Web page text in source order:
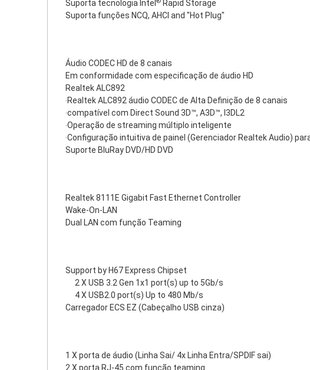
Suporta tecnologia Intel
Rapid Storage
Suporta funções NCQ, AHCI and "Hot Plug"
Áudio CODEC HD de 8 canais
Em conformidade com especificação de áudio HD
Realtek ALC892
‧Realtek ALC892 áudio CODEC de Alta Definição de 8 canais
‧compatível com Direct Sound 3D™, A3D™, I3DL2
‧Operação de streaming múltiplo inteligente
‧Configuração intuitiva de painel (Gerenciador Realtek Audio)
Suporte BluRay DVD/HD DVD
Realtek 8111E Gigabit Fast Ethernet Controller
Wake-On-LAN
Dual LAN com função Teaming
Support by H67 Express Chipset
2 X USB 3.2 Gen 1x1 port(s) up to 5Gb/s
4 X USB2.0 port(s) Up to 480 Mb/s
Carregador ECS EZ (Cabeçalho USB cinza)
1 X porta de áudio (Linha Sai/ 4x Linha Entra/SPDIF sai)
2 X porta RJ-45 com função teaming